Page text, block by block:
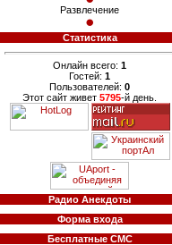
Развлечение
Статистика
Онлайн всего: 1
Гостей: 1
Пользователей: 0
Этот сайт живет 5795-й день.
Радио Анекдоты
Форма входа
Бесплатные СМС